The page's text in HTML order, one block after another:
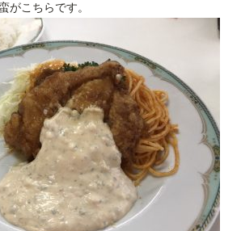
がこちらです。